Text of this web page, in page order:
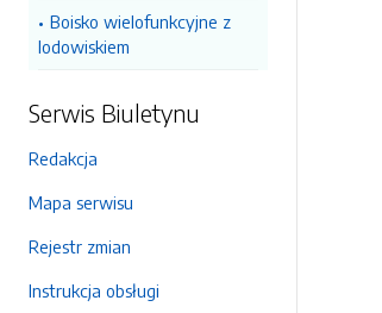
Boisko wielofunkcyjne z
lodowiskiem
Serwis Biuletynu
Redakcja
Mapa serwisu
Rejestr zmian
Instrukcja obsługi